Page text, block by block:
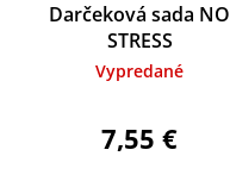
Darčeková sada NO
STRESS
Vypredané
7,55 €